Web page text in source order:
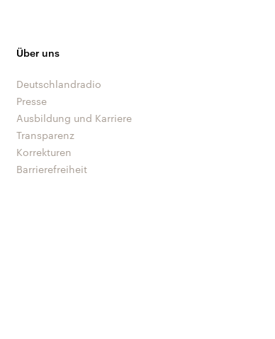
Über uns
Deutschlandradio
Presse
Ausbildung und Karriere
Transparenz
Korrekturen
Barrierefreiheit